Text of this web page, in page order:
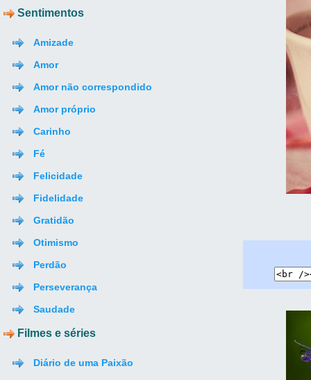
Sentimentos
Amizade
Amor
Amor não correspondido
Amor próprio
Carinho
Fé
Felicidade
Fidelidade
Gratidão
Otimismo
Perdão
Perseverança
Saudade
Filmes e séries
Diário de uma Paixão